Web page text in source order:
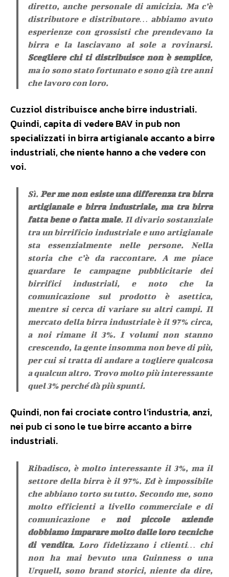
diretto, anche personale di amicizia. Ma c’è
distributore e distributore… abbiamo avuto
esperienze con grossisti che prendevano la
birra e la lasciavano al sole a rovinarsi.
Scegliere chi ti distribuisce non è semplice,
ma io sono stato fortunato e sono già tre anni
che lavoro con loro.
Cuzziol distribuisce anche birre industriali.
Quindi, capita di vedere BAV in pub non
specializzati in birra artigianale accanto a birre
industriali, che niente hanno a che vedere con
voi.
Sì. Per me non esiste una differenza tra birra
artigianale e birra industriale, ma tra birra
fatta bene o fatta male. Il divario sostanziale
tra un birrificio industriale e uno artigianale
sta essenzialmente nelle persone. Nella
storia che c’è da raccontare. A me piace
guardare le campagne pubblicitarie dei
birrifici industriali, e noto che la
comunicazione sul prodotto è asettica,
mentre si cerca di variare su altri campi. Il
mercato della birra industriale è il 97% circa,
a noi rimane il 3%. I volumi non stanno
crescendo, la gente insomma non beve di più,
per cui si tratta di andare a togliere qualcosa
a qualcun altro. Trovo molto più interessante
quel 3% perché dà più spunti.
Quindi, non fai crociate contro l’industria, anzi,
nei pub ci sono le tue birre accanto a birre
industriali.
Ribadisco, è molto interessante il 3%, ma il
settore della birra è il 97%. Ed è impossibile
che abbiano torto su tutto. Secondo me, sono
molto efficienti a livello commerciale e di
comunicazione e noi piccole aziende
dobbiamo imparare molto dalle loro tecniche
di vendita. Loro fidelizzano i clienti… chi
non ha mai bevuto una Guinness o una
Urquell, sono brand storici, niente da dire,